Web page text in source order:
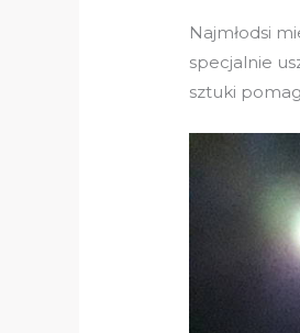
Najmłodsi
specjalnie
sztuki